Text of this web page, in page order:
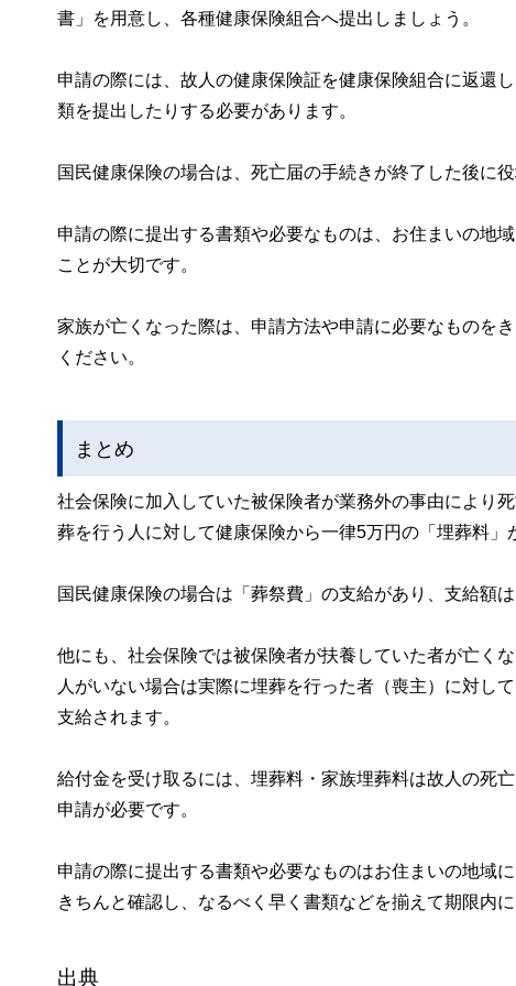
書」を用意し、各種健康保険組合へ提出しましょう。
申請の際には、故人の健康保険証を健康保険組合に返還
類を提出したりする必要があります。
国民健康保険の場合は、死亡届の手続きが終了した後に
申請の際に提出する書類や必要なものは、お住まいの地
ことが大切です。
家族が亡くなった際は、申請方法や申請に必要なものを
ください。
まとめ
社会保険に加入していた被保険者が業務外の事由により
葬を行う人に対して健康保険から一律5万円の「埋葬料」
国民健康保険の場合は「葬祭費」の支給があり、支給額
他にも、社会保険では被保険者が扶養していた者が亡く
人がいない場合は実際に埋葬を行った者（喪主）に対し
支給されます。
給付金を受け取るには、埋葬料・家族埋葬料は故人の死
申請が必要です。
申請の際に提出する書類や必要なものはお住まいの地域
きちんと確認し、なるべく早く書類などを揃えて期限内に
出典